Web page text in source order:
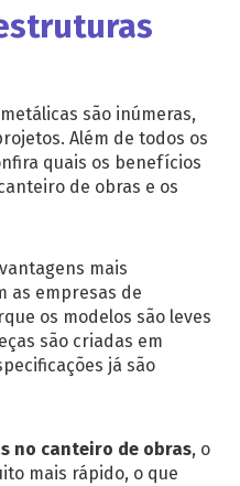
são inúmeras,
Além de todos os
quais os benefícios
de obras e os
mais
as empresas de
os modelos são leves
são criadas em
já são
no canteiro de obras, o
mais rápido, o que